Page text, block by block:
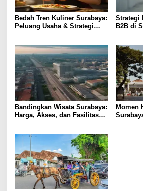
Bedah Tren Kuliner Surabaya:
Peluang Usaha & Strategi
Strategi
B2B di
Bandingkan Wisata Surabaya:
Harga, Akses, dan Fasilitas
Momen